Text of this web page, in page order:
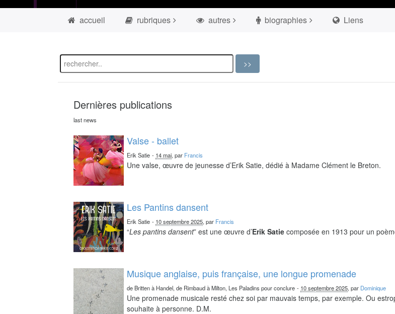
accueil rubriques autres biographies Liens
Dernières publications
last news
Valse - ballet
Erik Satie - 14 mai, par Francis
Une valse, œuvre de jeunesse d’Erik Satie, dédié à Madame Clément le Breton.
Les Pantins dansent
Erik Satie - 10 septembre 2025, par Francis
“Les pantins dansent” est une œuvre d’Erik Satie composée en 1913 pour un
Musique anglaise, puis française, une longue promenade
de Britten à Handel, de Rimbaud à Milton, Les Paladins pour conclure - 10 septembre 2025, par Dominique
Une promenade musicale resté chez soi par mauvais temps, par exemple. Ou
souhaite à personne. D.M.